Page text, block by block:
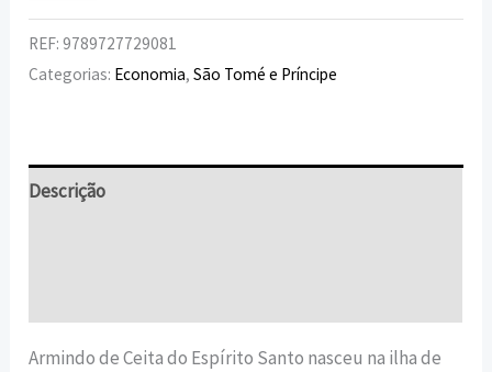
REF:9789727729081
Categorias: Economia,São Tomé e Príncipe
Descrição
Armindo de Ceita do Espírito Santo nasceu na ilha de